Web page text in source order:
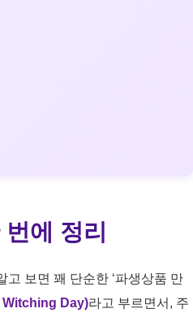
에 정리
보면 꽤 단순한 ‘파생상품 만
Witching Day)라고 부르면서, 주